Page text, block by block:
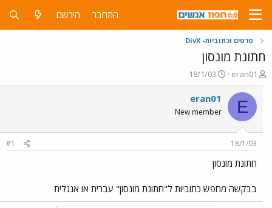
התחבר הירשם
סרטים וכתוביות- DivX
חתונת מונסון
פ
ו
ת
ח
ה
ש
א
eran01
פ
ו
ר
ם
ר
18/1/03
E
eran01
New member
18/1/03
#1
חתונת מונסון
בבקשה מחפש כתוביות ל"חתונת מונסון" עברית או אנגלית